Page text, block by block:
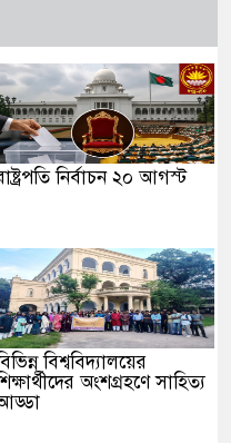
নির্বাচন ২০ আগস্ট
বিশ্ববিদ্যালয়ের
অংশগ্রহণে সাহিত্য